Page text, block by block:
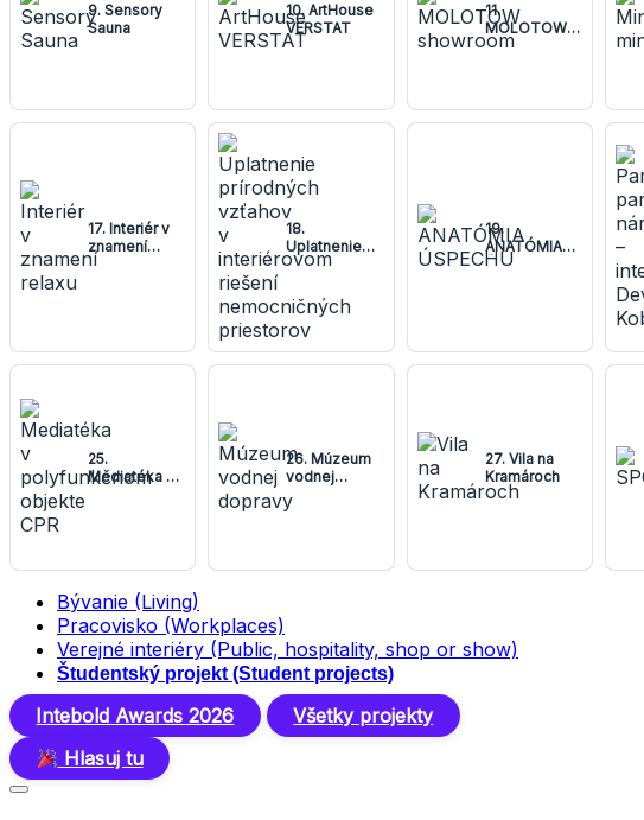
9. Sensory
Sauna
10. ArtHouse
VERSTAT
11.
MOLOTOW
showroom
17. Interiér v
znamení
relaxu
18.
Uplatnenie
prírodných
interiérovom
riešení
nemocničných
priestorov
19.
ANATÓMIA
ÚSPECHU
25.
Mediatéka v
26. Múzeum
vodnej
dopravy
27. Vila na
Kramároch
Bývanie (Living)
Pracovisko (Workplaces)
Verejné interiéry (Public, hospitality, shop or show)
Študentský projekt (Student projects)
Intebold Awards 2026
Všetky projekty
Hlasuj tu